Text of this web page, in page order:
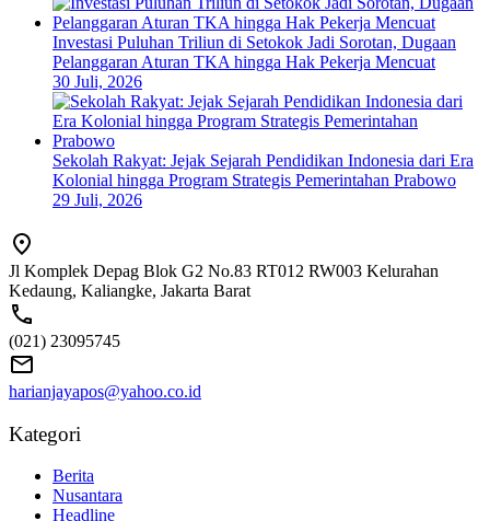
Investasi Puluhan Triliun di Setokok Jadi Sorotan, Dugaan
Pelanggaran Aturan TKA hingga Hak Pekerja Mencuat
30 Juli, 2026
Sekolah Rakyat: Jejak Sejarah Pendidikan Indonesia dari Era
Kolonial hingga Program Strategis Pemerintahan Prabowo
29 Juli, 2026
Jl Komplek Depag Blok G2 No.83 RT012 RW003 Kelurahan
Kedaung, Kaliangke, Jakarta Barat
(021) 23095745
harianjayapos@yahoo.co.id
Kategori
Berita
Nusantara
Headline